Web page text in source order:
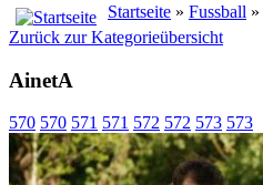
Startseite » Fussball »
Zurück zur Kategorieübersicht
AinetA
570 570 571 571 572 572 573 573